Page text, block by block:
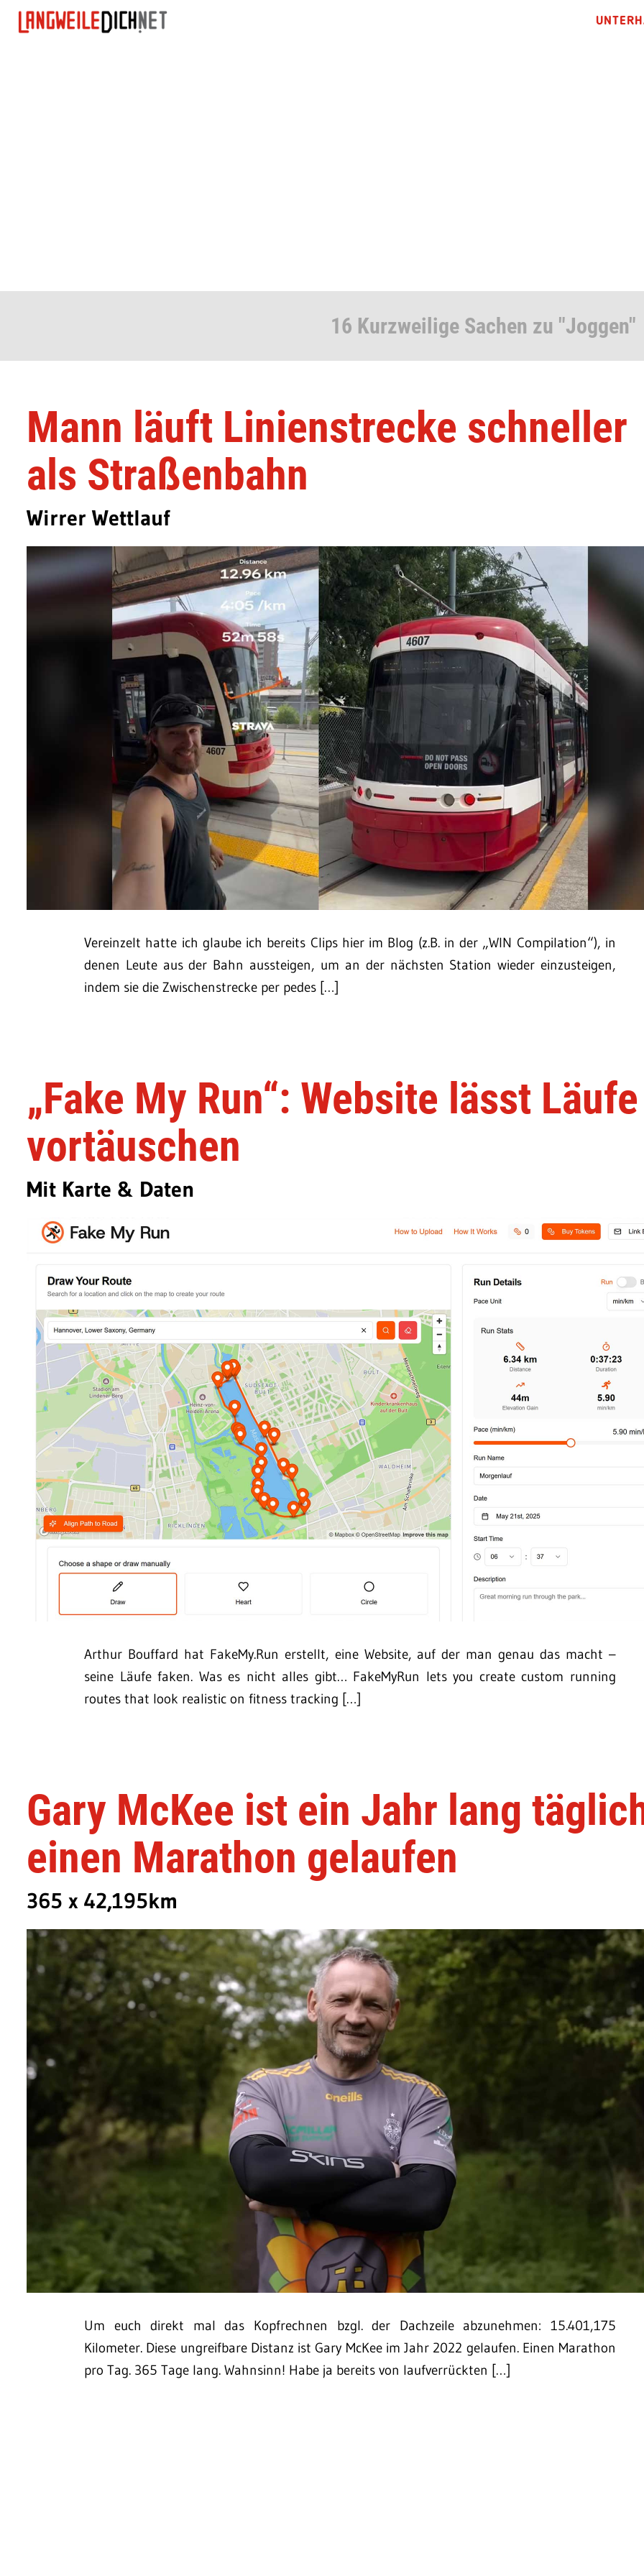
16 Kurzweilige Sachen zu "Joggen"
Mann läuft Linienstrecke schneller
als Straßenbahn
Wirrer Wettlauf
Vereinzelt hatte ich glaube ich bereits Clips hier im Blog (z.B. in der „WIN Compilation“), in
denen Leute aus der Bahn aussteigen, um an der nächsten Station wieder einzusteigen,
indem sie die Zwischenstrecke per pedes […]
„Fake My Run“: Website lässt Läufe
vortäuschen
Mit Karte & Daten
Arthur Bouffard hat FakeMy.Run erstellt, eine Website, auf der man genau das macht –
seine Läufe faken. Was es nicht alles gibt… FakeMyRun lets you create custom running
routes that look realistic on fitness tracking […]
Gary McKee ist ein Jahr lang
einen Marathon gelaufen
365 x 42,195km
Um euch direkt mal das Kopfrechnen bzgl. der Dachzeile abzunehmen: 15.401,175
Kilometer. Diese ungreifbare Distanz ist Gary McKee im Jahr 2022 gelaufen. Einen Marathon
pro Tag. 365 Tage lang. Wahnsinn! Habe ja bereits von laufverrückten […]